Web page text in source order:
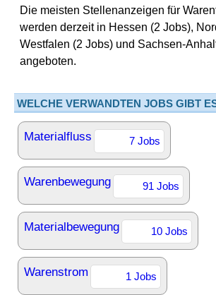
Die meisten Stellenanzeigen für
werden derzeit in Hessen (2 Jobs),
Westfalen (2 Jobs) und Sachsen-
angeboten.
WELCHE VERWANDTEN JOBS GIBT
Materialfluss 7 Jobs
Warenbewegung 91 Jobs
Materialbewegung 10 Jobs
Warenstrom 1 Jobs